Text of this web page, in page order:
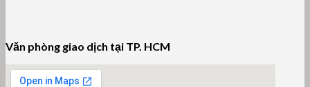
Văn phòng giao dịch tại TP. HCM